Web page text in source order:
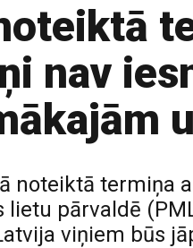
nav
noteiktā termiņa
lietu pārvaldē
viņiem būs